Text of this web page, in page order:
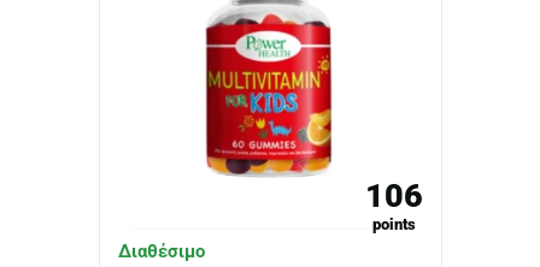
106
points
Διαθέσιμο